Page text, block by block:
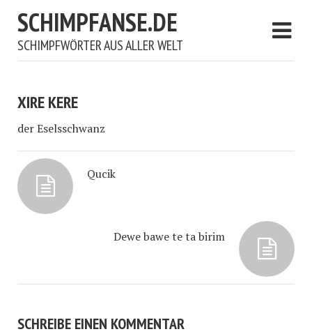
SCHIMPFANSE.DE
SCHIMPFWÖRTER AUS ALLER WELT
XIRE KERE
der Eselsschwanz
Qucik
Dewe bawe te ta birim
SCHREIBE EINEN KOMMENTAR